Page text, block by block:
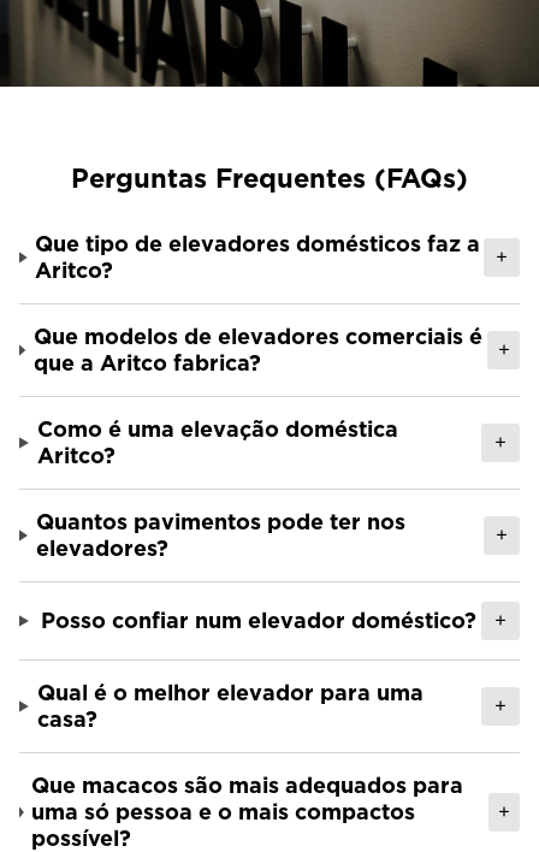
Entre em contacto connosco
Estimativa de preço
PT
Perguntas Frequentes (FAQs)
Que tipo de elevadores domésticos faz a
Aritco?
+
Que modelos de elevadores comerciais é
que a Aritco fabrica?
+
Como é uma elevação doméstica
Aritco?
+
Quantos pavimentos pode ter nos
elevadores?
+
Posso confiar num elevador doméstico? +
Qual é o melhor elevador para uma
casa?
+
Que macacos são mais adequados para
uma só pessoa e o mais compactos
possível?
+